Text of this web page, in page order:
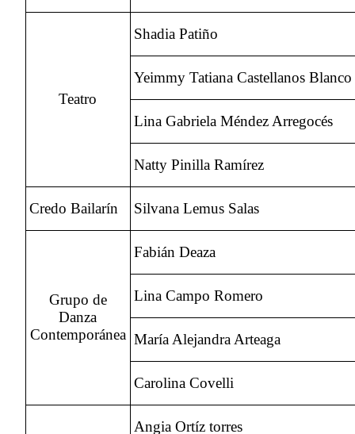
Teatro
Shadia Patiño
Yeimmy Tatiana Castellanos Blanco
Lina Gabriela Méndez Arregocés
Natty Pinilla Ramírez
Credo Bailarín Silvana Lemus Salas
Grupo de
Danza
Contemporánea
Fabián Deaza
Lina Campo Romero
María Alejandra Arteaga
Carolina Covelli
Angia Ortíz torres